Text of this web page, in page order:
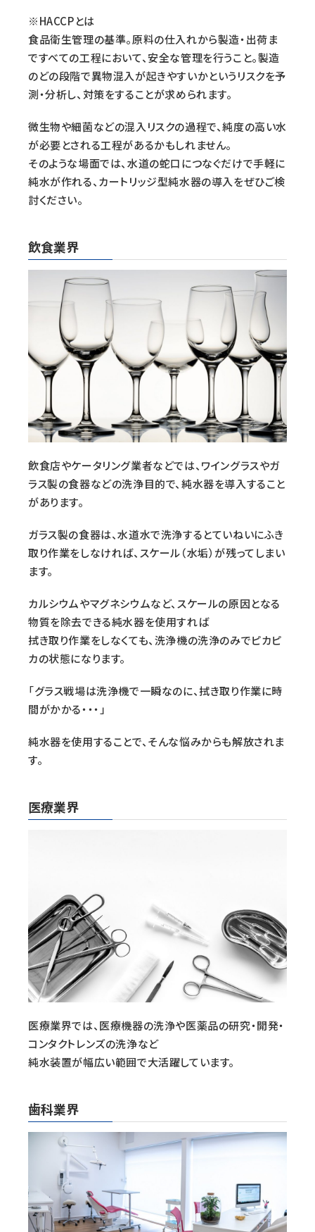
※HACCPとは
食品衛生管理の基準。原料の仕入れから製造・出荷ま
ですべての工程において、安全な管理を行うこと。製造
のどの段階で異物混入が起きやすいかというリスクを予
測・分析し、対策をすることが求められます。
微生物や細菌などの混入リスクの過程で、純度の高い水
が必要とされる工程があるかもしれません。
そのような場面では、水道の蛇口につなぐだけで手軽に
純水が作れる、カートリッジ型純水器の導入をぜひご検
討ください。
飲食業界
飲食店やケータリング業者などでは、ワイングラスやガ
ラス製の食器などの洗浄目的で、純水器を導入すること
があります。
ガラス製の食器は、水道水で洗浄するとていねいにふき
取り作業をしなければ、スケール（水垢）が残ってしまい
ます。
カルシウムやマグネシウムなど、スケールの原因となる
物質を除去できる純水器を使用すれば
拭き取り作業をしなくても、洗浄機の洗浄のみでピカピ
カの状態になります。
「グラス戦場は洗浄機で一瞬なのに、拭き取り作業に時
間がかかる・・・」
純水器を使用することで、そんな悩みからも解放されま
す。
医療業界
医療業界では、医療機器の洗浄や医薬品の研究・開発・
コンタクトレンズの洗浄など
純水装置が幅広い範囲で大活躍しています。
歯科業界